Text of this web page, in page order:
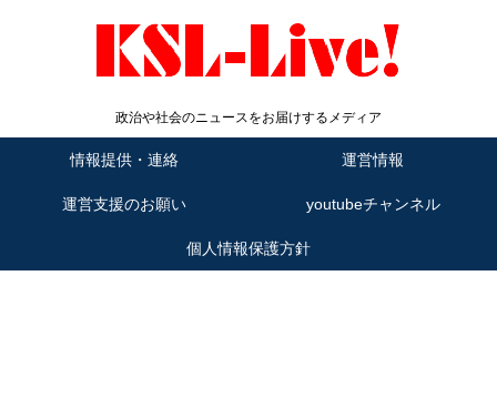
政治や社会のニュースをお届けするメディア
情報提供・連絡 運営情報
運営支援のお願い youtubeチャンネル
個人情報保護方針